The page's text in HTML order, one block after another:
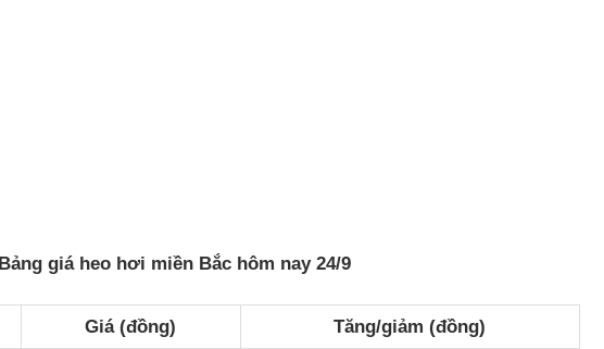
Bảng giá heo hơi miền Bắc hôm nay 24/9
Giá (đồng) Tăng/giảm (đồng)